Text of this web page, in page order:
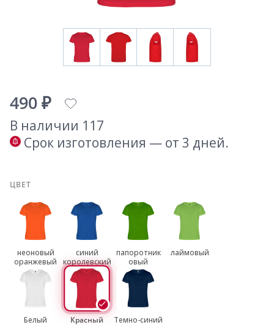
490 ₽
В наличии 117
Срок изготовления — от 3 дней.
ЦВЕТ
неоновый
оранжевый
синий
королевский
папоротник
овый
лаймовый
Белый Красный Темно-синий